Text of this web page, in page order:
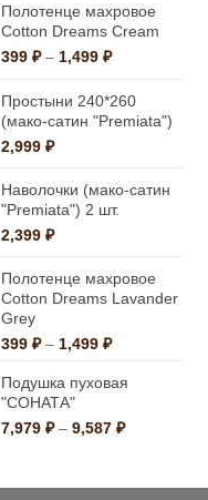
можно
выбрать
на
странице
товара.
Полотенце махровое
Cotton Dreams Cream
399 ₽ – 1,499 ₽Диапазон
399 ₽
–
Простыни 240*260
(мако-сатин "Premiata")
2,999 ₽
Наволочки (мако-сатин
"Premiata") 2 шт.
2,399 ₽
Полотенце махровое
Cotton Dreams Lavander
Grey
399 ₽ – 1,499 ₽Диапазон
399 ₽
1,499 ₽
Подушка пуховая
"СОНАТА"
7,979 ₽ – 9,587 ₽Диапазон
–